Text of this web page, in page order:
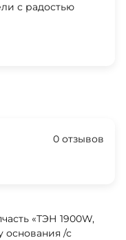
с радостью
0 отзывов
«ТЭН 1900W,
основания /с